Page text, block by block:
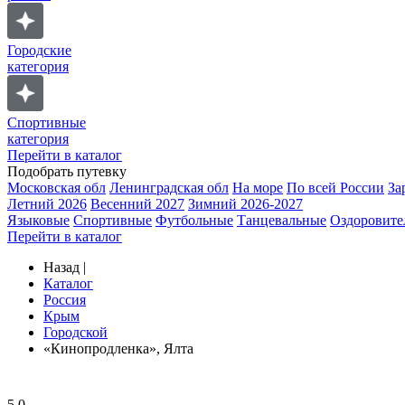
Городские
категория
Спортивные
категория
Перейти в каталог
Подобрать путевку
Московская обл Ленинградская обл На море По всей России
Летний 2026 Весенний 2027 Зимний 2026-2027
Языковые Спортивные Футбольные Танцевальные
Перейти в каталог
Назад |
Каталог
Россия
Крым
Городской
«Кинопродленка», Ялта